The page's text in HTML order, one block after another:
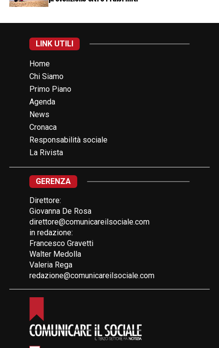
LINK UTILI
Home
Chi Siamo
Primo Piano
Agenda
News
Cronaca
Responsabilità sociale
La Rivista
GERENZA
Direttore:
Giovanna De Rosa
direttore@comunicareilsociale.com
in redazione:
Francesco Gravetti
Walter Medolla
Valeria Rega
redazione@comunicareilsociale.com